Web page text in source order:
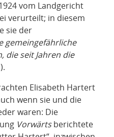
vom Landgericht
verurteilt; in diesem
sie der
gemeingefährliche
die seit Jahren die
Elisabeth Hartert
wenn sie und die
waren: Die
Vorwärtsberichtete